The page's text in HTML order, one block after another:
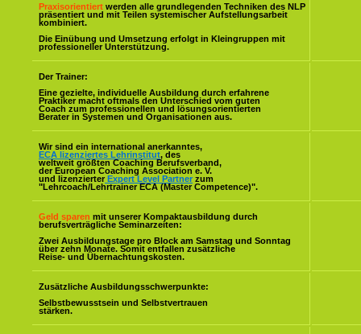
Praxisorientiert werden alle grundlegenden Techniken des NLP
präsentiert und mit Teilen systemischer Aufstellungsarbeit
kombiniert.
Die Einübung und Umsetzung erfolgt in Kleingruppen mit
professioneller Unterstützung.
Der Trainer:
Eine gezielte, individuelle Ausbildung durch erfahrene
Praktiker macht oftmals den Unterschied vom guten
Coach zum professionellen und lösungsorientierten
Berater in Systemen und Organisationen aus.
Wir sind ein international anerkanntes,
ECA lizenziertes Lehrinstitut, des
weltweit größten Coaching Berufsverband,
der European Coaching Association e. V.
und lizenzierter Expert Level Partner zum
"Lehrcoach/Lehrtrainer ECA (Master Competence)".
Geld sparen mit unserer Kompaktausbildung durch
berufsverträgliche Seminarzeiten:
Zwei Ausbildungstage pro Block am Samstag und Sonntag
über zehn Monate. Somit entfallen zusätzliche
Reise- und Übernachtungskosten.
Zusätzliche Ausbildungsschwerpunkte:
Selbstbewusstsein und Selbstvertrauen
stärken.